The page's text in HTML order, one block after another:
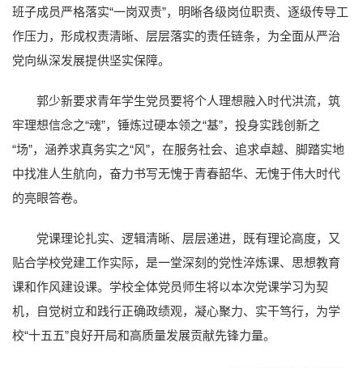
班子成员严格落实“一岗双责”，明晰各级岗位职责、逐级传导工
作压力，形成权责清晰、层层落实的责任链条，为全面从严治
党向纵深发展提供坚实保障。
郭少新要求青年学生党员要将个人理想融入时代洪流，筑
牢理想信念之“魂”，锤炼过硬本领之“基”，投身实践创新之
“场”，涵养求真务实之“风”，在服务社会、追求卓越、脚踏实地
中找准人生航向，奋力书写无愧于青春韶华、无愧于伟大时代
的亮眼答卷。
党课理论扎实、逻辑清晰、层层递进，既有理论高度，又
贴合学校党建工作实际，是一堂深刻的党性淬炼课、思想教育
课和作风建设课。学校全体党员师生将以本次党课学习为契
机，自觉树立和践行正确政绩观，凝心聚力、实干笃行，为学
校“十五五”良好开局和高质量发展贡献先锋力量。